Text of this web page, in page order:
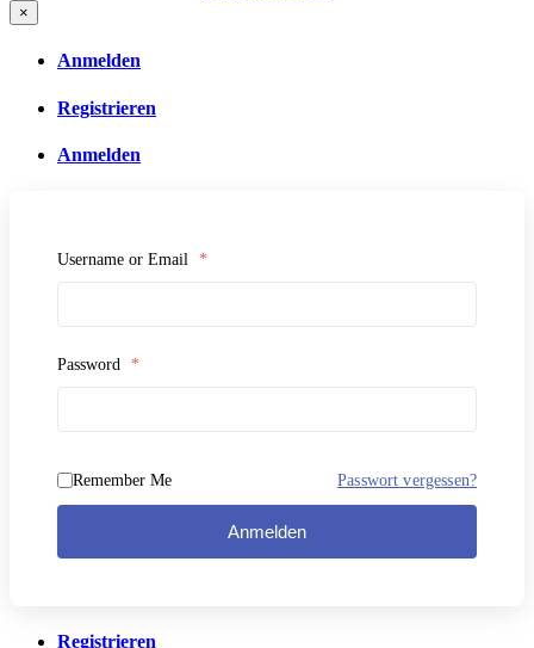
×
Anmelden
Registrieren
Anmelden
Username or Email *
Password *
Remember Me Passwort vergessen?
Anmelden
Registrieren